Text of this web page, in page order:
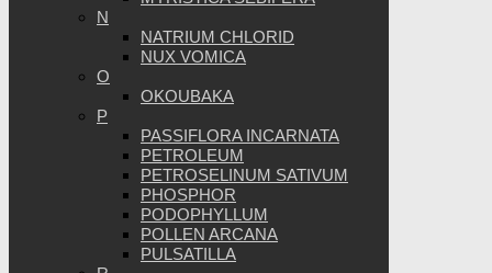
N
NATRIUM CHLORID
NUX VOMICA
O
OKOUBAKA
P
PASSIFLORA INCARNATA
PETROLEUM
PETROSELINUM SATIVUM
PHOSPHOR
PODOPHYLLUM
POLLEN ARCANA
PULSATILLA